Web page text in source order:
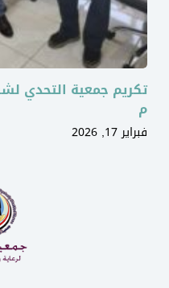
م
فبراير 17, 2026